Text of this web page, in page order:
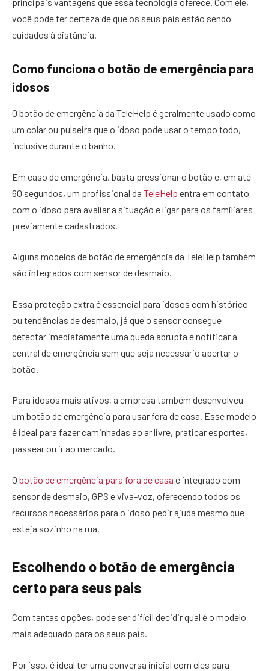
você pode ter certeza de que os seus pais estão sendo
cuidados à distância.
Como funciona o botão de emergência para
idosos
O botão de emergência da TeleHelp é geralmente usado como
um colar ou pulseira que o idoso pode usar o tempo todo,
inclusive durante o banho.
Em caso de emergência, basta pressionar o botão e, em até
60 segundos, um profissional da TeleHelp entra em contato
com o idoso para avaliar a situação e ligar para os familiares
previamente cadastrados.
Alguns modelos de botão de emergência da TeleHelp também
são integrados com sensor de desmaio.
Essa proteção extra é essencial para idosos com histórico
ou tendências de desmaio, já que o sensor consegue
detectar imediatamente uma queda abrupta e notificar a
central de emergência sem que seja necessário apertar o
botão.
Para idosos mais ativos, a empresa também desenvolveu
um botão de emergência para usar fora de casa. Esse modelo
é ideal para fazer caminhadas ao ar livre, praticar esportes,
passear ou ir ao mercado.
O botão de emergência para fora de casa é integrado com
sensor de desmaio, GPS e viva-voz, oferecendo todos os
recursos necessários para o idoso pedir ajuda mesmo que
esteja sozinho na rua.
Escolhendo o botão de emergência
certo para seus pais
Com tantas opções, pode ser difícil decidir qual é o modelo
mais adequado para os seus pais.
Por isso, é ideal ter uma conversa inicial com eles para